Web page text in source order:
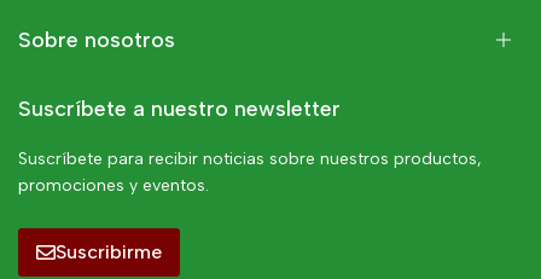
Sobre nosotros
Suscríbete a nuestro newsletter
Suscríbete para recibir noticias sobre nuestros productos,
promociones y eventos.
Suscribirme